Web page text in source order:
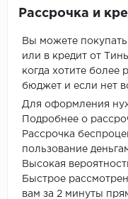
Рассрочка и
Вы можете
или в кредит от
когда хотите более
бюджет и если нет
Для оформления
Подробнее о
Рассрочка
пользование
Высокая
Быстрое
вам за 2 минуты